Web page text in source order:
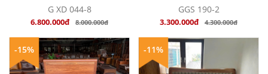
G XD 044-8
6.800.000đ 8.000.000đ
GGS 190-2
3.300.000đ 4.300.000đ
-15% -11%